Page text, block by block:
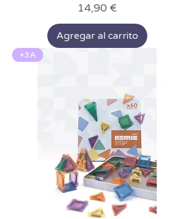
Precio
14,90 €
Agregar al carrito
+3A